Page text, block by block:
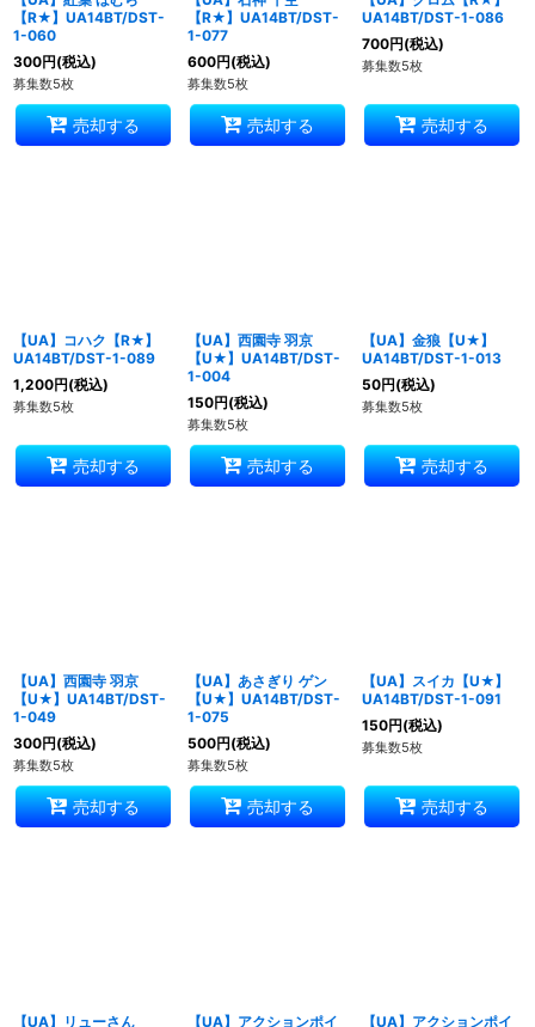
【R★】UA14BT/DST-
1-060
300円(税込)
募集数5枚
売却する
【R★】UA14BT/DST-
1-077
600円(税込)
募集数5枚
売却する
UA14BT/DST-1-086
700円(税込)
募集数5枚
売却する
【UA】コハク【R★】
UA14BT/DST-1-089
1,200円(税込)
募集数5枚
売却する
【UA】西園寺 羽京
【U★】UA14BT/DST-
1-004
150円(税込)
募集数5枚
売却する
【UA】金狼【U★】
UA14BT/DST-1-013
50円(税込)
募集数5枚
売却する
【UA】西園寺 羽京
【U★】UA14BT/DST-
1-049
300円(税込)
募集数5枚
売却する
【UA】あさぎり ゲン
【U★】UA14BT/DST-
1-075
500円(税込)
募集数5枚
売却する
【UA】スイカ【U★】
UA14BT/DST-1-091
150円(税込)
募集数5枚
売却する
【UA】リューさん
【UA】アクションポイ
【UA】アクションポイ